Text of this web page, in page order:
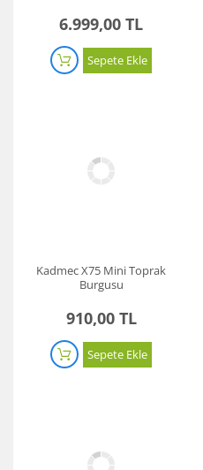
6.999,00 TL
Sepete Ekle
Kadmec X75 Mini Toprak
Burgusu
910,00 TL
Sepete Ekle